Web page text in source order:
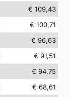
€ 109,43
€ 100,71
€ 96,63
€ 91,51
€ 94,75
€ 68,61